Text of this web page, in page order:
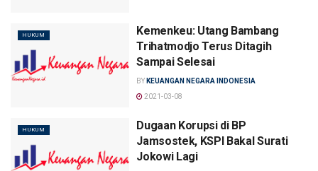
HUKUM
Kemenkeu: Utang Bambang
Trihatmodjo Terus Ditagih
Sampai Selesai
BY KEUANGAN NEGARA INDONESIA
2021-03-08
HUKUM
Dugaan Korupsi di BP
Jamsostek, KSPI Bakal Surati
Jokowi Lagi